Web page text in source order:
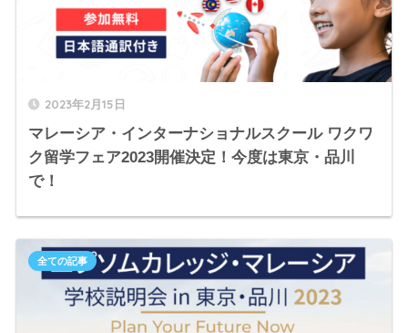
2023年2月15日
マレーシア・インターナショナルスクール ワクワ
ク留学フェア2023開催決定！今度は東京・品川
で！
全ての記事